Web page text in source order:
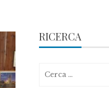
RICERCA